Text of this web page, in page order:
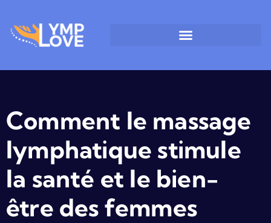
Comment le massage
lymphatique stimule
la santé et le bien-
être des femmes